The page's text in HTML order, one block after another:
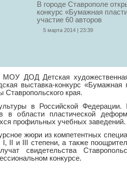
В городе Ставрополе
конкурс «Бумажная
участие 60 авторов
5 марта 2014 | 23:39
ДОД Детская
выставка-конкурс
Ставропольского края.
в Российской Федерации.
в области пластической
профильных учебных заведений.
жюри из компетентных
II и III степени, а также
свидетельства
конкурсе.